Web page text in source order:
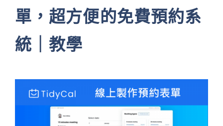
單，超方便的免費預約系
統｜教學